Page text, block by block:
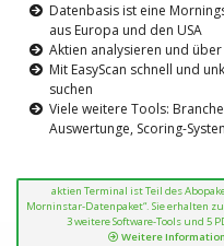
Datenbasis ist eine
aus Europa und den USA
Aktien analysieren und
Mit EasyScan schnell und
suchen
Viele weitere Tools:
Auswertunge, Scoring-
aktien Terminal ist Teil des
Morninstar-Datenpaket“. Sie erhalten
3 weitere Software-Tools und 5
Weitere